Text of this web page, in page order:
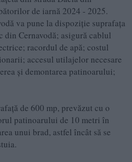
de iarnă 2024 - 2025.
va pune la dispoziție suprafața
din Cernavodă; asigură cablul
racordul de apă; costul
accesul utilajelor necesare
și demontarea patinoarului;
de 600 mp, prevăzut cu o
patinoarului de 10 metri în
unui brad, astfel încât să se